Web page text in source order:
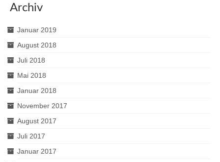
Archiv
Januar 2019
August 2018
Juli 2018
Mai 2018
Januar 2018
November 2017
August 2017
Juli 2017
Januar 2017